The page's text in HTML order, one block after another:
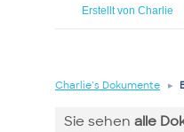
Erstellt von Charlie
Charlie’s Dokumente ▸
Sie sehen alle